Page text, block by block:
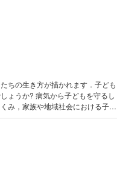
ちの生き方が描かれます．子ども
ょうか? 病気から子どもを守るし
み，家族や地域社会における子育
子どもが尊厳ある存在として生き
．